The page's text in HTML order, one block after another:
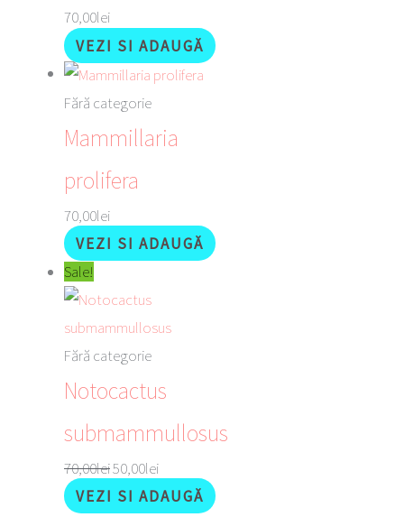
70,00lei
VEZI SI ADAUGĂ
Fără categorie
Mammillaria
prolifera
70,00lei
VEZI SI ADAUGĂ
Sale!
Fără categorie
Notocactus
submammullosus
70,00lei50,00lei
VEZI SI ADAUGĂ